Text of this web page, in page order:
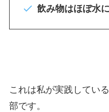
飲み物はほぼ水
これは私が実践してい
部です。